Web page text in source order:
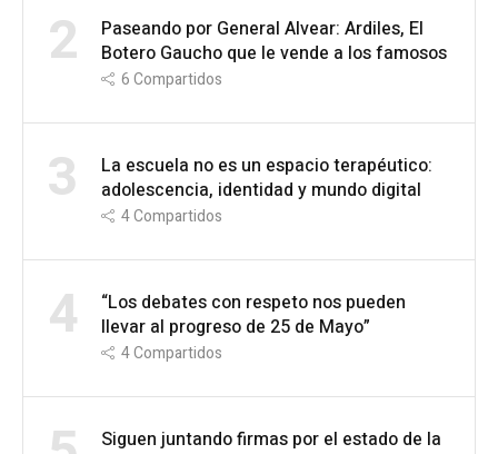
2
Paseando por General Alvear: Ardiles, El
Botero Gaucho que le vende a los famosos
6Compartidos
3
La escuela no es un espacio terapéutico:
adolescencia, identidad y mundo digital
4Compartidos
4
“Los debates con respeto nos pueden
llevar al progreso de 25 de Mayo”
4Compartidos
Siguen juntando firmas por el estado de la